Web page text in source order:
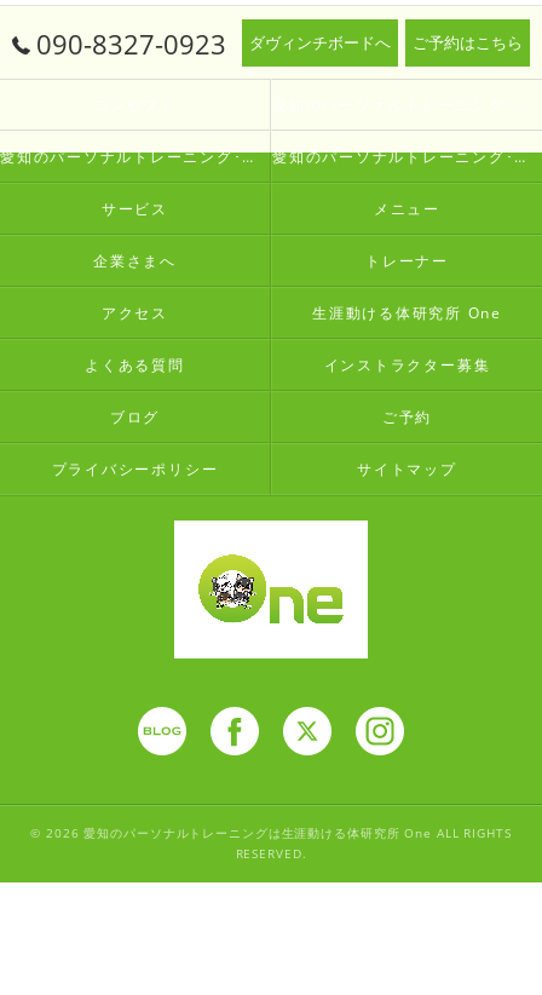
090-8327-0923 ダヴィンチボードへ ご予約はこちら
愛知のパーソナルトレーニング･生涯動ける体研究所 Oneの評判 愛知のパーソナルトレーニング･生涯動ける体研究所 Oneのお客様の声
サービス メニュー
企業さまへ トレーナー
アクセス 生涯動ける体研究所 One
よくある質問 インストラクター募集
ブログ ご予約
プライバシーポリシー サイトマップ
© 2026 愛知のパーソナルトレーニングは生涯動ける体研究所 One ALL RIGHTS
RESERVED.